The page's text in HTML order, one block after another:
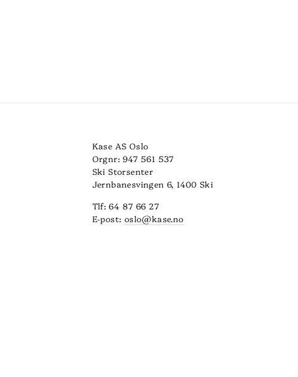
Kase AS Oslo
Orgnr: 947 561 537
Ski Storsenter
Jernbanesvingen 6, 1400 Ski
Tlf: 64 87 66 27
E-post: oslo@kase.no